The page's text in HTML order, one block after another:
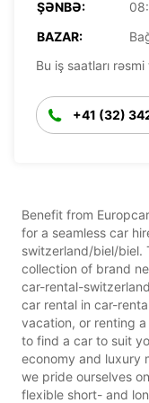
ŞƏNBƏ:
BAZAR:
Bu iş saatları
+41 (32)
Benefit from
for a seamless car
switzerland/biel/biel.
collection of brand
car-rental-
car rental in car-
vacation, or renting
to find a car to suit
economy and luxury
we pride ourselves
flexible short- and